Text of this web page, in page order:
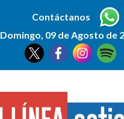
Contáctanos
Domingo, 09 de Agosto de